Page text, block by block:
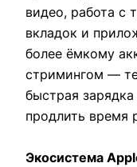
видео, работа с
вкладок и
более ёмкому
стримингом —
быстрая
продлить время
Экосистема